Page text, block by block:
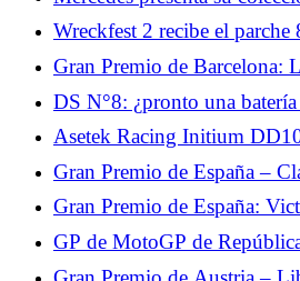
Wonder” con George
Wreckfest 2 recibe el parche
estadounidenses y un nuevo
Gran Premio de Barcelona:
encabeza la clasificación.
DS N°8: ¿pronto una batería
para el crossover eléctrico?
Asetek Racing Initium
que puede pasar a 14 Nm.
Gran Premio de España –
Russell en pole por delante
Gran Premio de España:
Hamilton con Ferrari.
GP de MotoGP de
cuenta con su mentalidad